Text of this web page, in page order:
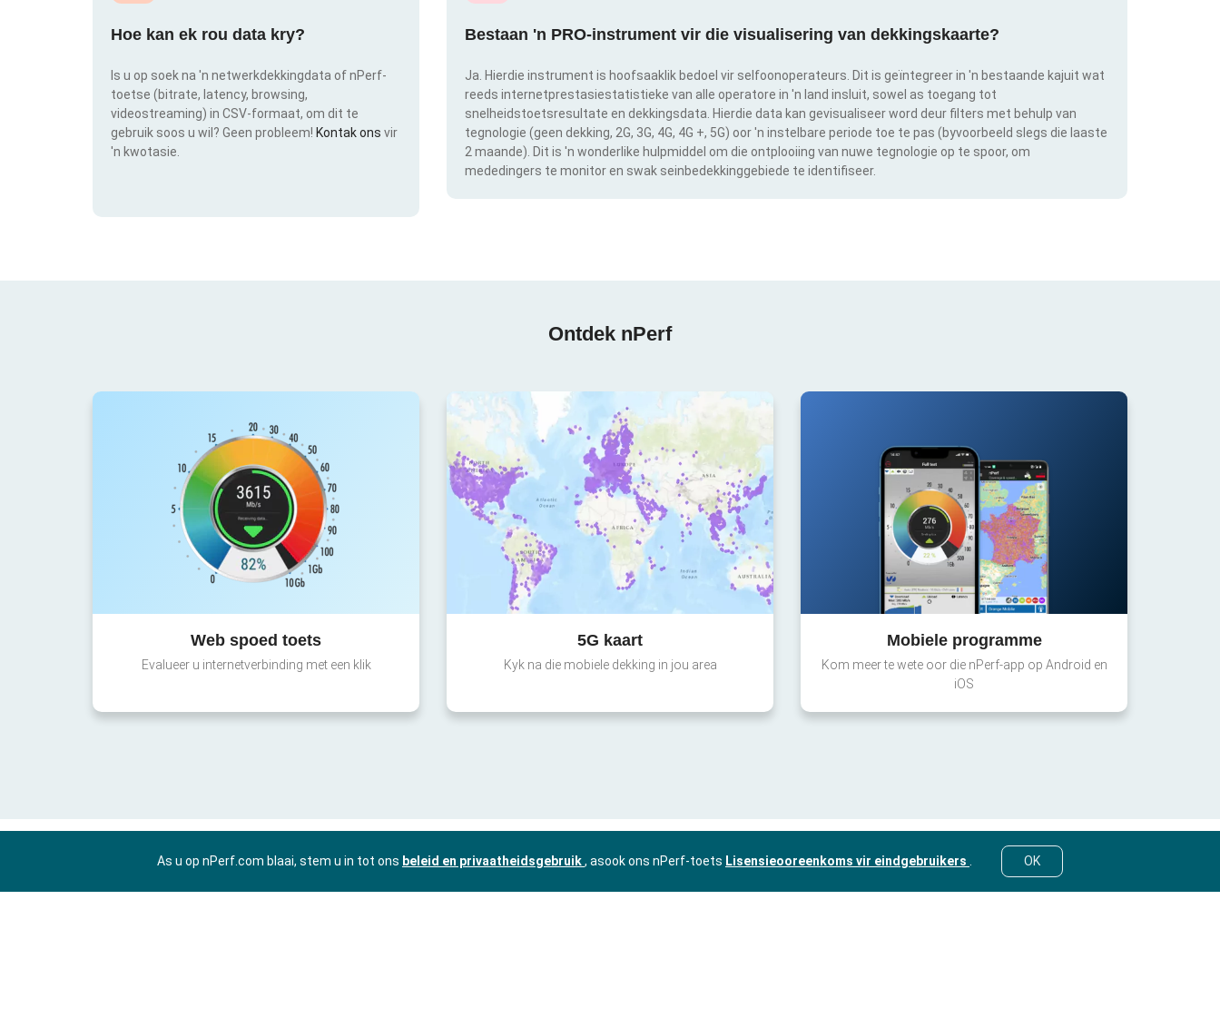
Hoe kan ek rou data kry?
Is u op soek na 'n netwerkdekkingdata of nPerf-
toetse (bitrate, latency, browsing,
videostreaming) in CSV-formaat, om dit te
gebruik soos u wil? Geen probleem! Kontak ons vir
'n kwotasie.
Bestaan 'n PRO-instrument vir die visualisering van dekkingskaarte?
Ja. Hierdie instrument is hoofsaaklik bedoel vir selfoonoperateurs. Dit is geïntegreer in 'n bestaande kajuit wat
reeds internetprestasiestatistieke van alle operatore in 'n land insluit, sowel as toegang tot
snelheidstoetsresultate en dekkingsdata. Hierdie data kan gevisualiseer word deur filters met behulp van
tegnologie (geen dekking, 2G, 3G, 4G, 4G +, 5G) oor 'n instelbare periode toe te pas (byvoorbeeld slegs die laaste
2 maande). Dit is 'n wonderlike hulpmiddel om die ontplooiing van nuwe tegnologie op te spoor, om
mededingers te monitor en swak seinbedekkinggebiede te identifiseer.
Ontdek nPerf
Web spoed toets
Evalueer u internetverbinding met een klik
5G kaart
Kyk na die mobiele dekking in jou area
Mobiele programme
Kom meer te wete oor die nPerf-app op Android en
iOS
As u op nPerf.com blaai, stem u in tot ons beleid en privaatheidsgebruik, asook ons nPerf-toets Lisensieooreenkoms vir eindgebruikers OK